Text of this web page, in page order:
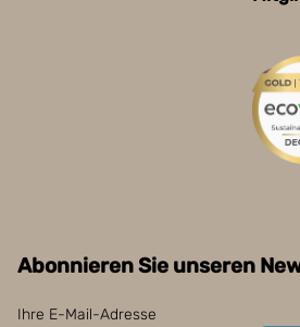
Abonnieren Sie unseren
Ihre E-Mail-Adresse